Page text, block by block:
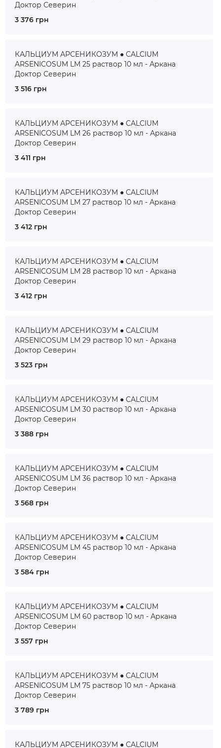
Доктор Северин
3 376 грн
КАЛЬЦИУМ АРСЕНИКОЗУМ ● CALCIUM
ARSENICOSUM LM 25 раствор 10 мл - Аркана
Доктор Северин
3 516 грн
КАЛЬЦИУМ АРСЕНИКОЗУМ ● CALCIUM
ARSENICOSUM LM 26 раствор 10 мл - Аркана
Доктор Северин
3 411 грн
КАЛЬЦИУМ АРСЕНИКОЗУМ ● CALCIUM
ARSENICOSUM LM 27 раствор 10 мл - Аркана
Доктор Северин
3 412 грн
КАЛЬЦИУМ АРСЕНИКОЗУМ ● CALCIUM
ARSENICOSUM LM 28 раствор 10 мл - Аркана
Доктор Северин
3 412 грн
КАЛЬЦИУМ АРСЕНИКОЗУМ ● CALCIUM
ARSENICOSUM LM 29 раствор 10 мл - Аркана
Доктор Северин
3 523 грн
КАЛЬЦИУМ АРСЕНИКОЗУМ ● CALCIUM
ARSENICOSUM LM 30 раствор 10 мл - Аркана
Доктор Северин
3 388 грн
КАЛЬЦИУМ АРСЕНИКОЗУМ ● CALCIUM
ARSENICOSUM LM 36 раствор 10 мл - Аркана
Доктор Северин
3 568 грн
КАЛЬЦИУМ АРСЕНИКОЗУМ ● CALCIUM
ARSENICOSUM LM 45 раствор 10 мл - Аркана
Доктор Северин
3 584 грн
КАЛЬЦИУМ АРСЕНИКОЗУМ ● CALCIUM
ARSENICOSUM LM 60 раствор 10 мл - Аркана
Доктор Северин
3 557 грн
КАЛЬЦИУМ АРСЕНИКОЗУМ ● CALCIUM
ARSENICOSUM LM 75 раствор 10 мл - Аркана
Доктор Северин
3 789 грн
КАЛЬЦИУМ АРСЕНИКОЗУМ ● CALCIUM